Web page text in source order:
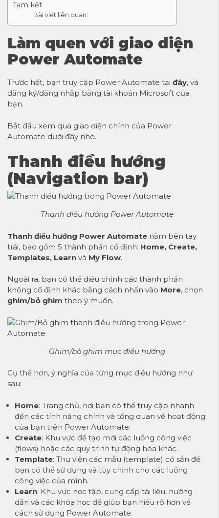
Tạm kết
Bài viết liên quan:
Làm quen với giao diện
Power Automate
Trước hết, bạn truy cập Power Automate tại đây, và
đăng ký/đăng nhập bằng tài khoản Microsoft của
bạn.
Bắt đầu xem qua giao diện chính của Power
Automate dưới đây nhé.
Thanh điều hướng
(Navigation bar)
Thanh điều hướng Power Automate
Thanh điều hướng Power Automate nằm bên tay
trái, bao gồm 5 thành phần cố định: Home, Create,
Templates, Learn và My Flow.
Ngoài ra, bạn có thể điều chỉnh các thành phần
không cố định khác bằng cách nhấn vào More, chọn
ghim/bỏ ghim theo ý muốn.
Ghim/bỏ ghim mục điều hướng
Cụ thể hơn, ý nghĩa của từng mục điều hướng như
sau:
Home: Trang chủ, nơi bạn có thể truy cập nhanh
đến các tính năng chính và tổng quan về hoạt động
của bạn trên Power Automate.
Create: Khu vực để tạo mới các luồng công việc
(flows) hoặc các quy trình tự động hóa khác.
Template: Thư viện các mẫu (template) có sẵn để
bạn có thể sử dụng và tùy chỉnh cho các luồng
công việc của mình.
Learn: Khu vực học tập, cung cấp tài liệu, hướng
dẫn và các khóa học để giúp bạn hiểu rõ hơn về
cách sử dụng Power Automate.